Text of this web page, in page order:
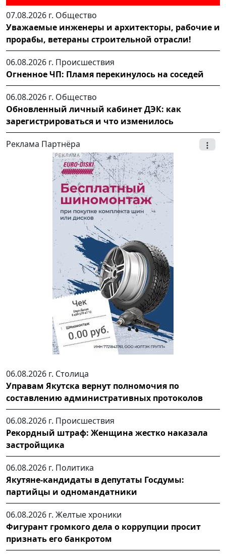
07.08.2026 г. Общество
Уважаемые инженеры и архитекторы, рабочие и
прорабы, ветераны строительной отрасли!
06.08.2026 г. Происшествия
Огненное ЧП: Пламя перекинулось на соседей
06.08.2026 г. Общество
Обновленный личный кабинет ДЭК: как
зарегистрироваться и что изменилось
Реклама Партнёра
06.08.2026 г. Столица
Управам Якутска вернут полномочия по
составлению административных протоколов
06.08.2026 г. Происшествия
Рекордный штраф: Женщина жестко наказала
застройщика
06.08.2026 г. Политика
Якутяне-кандидаты в депутаты Госдумы:
партийцы и одномандатники
06.08.2026 г. Желтые хроники
Фигурант громкого дела о коррупции просит
признать его банкротом